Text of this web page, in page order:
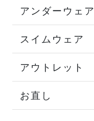
アンダーウェア
スイムウェア
アウトレット
お直し